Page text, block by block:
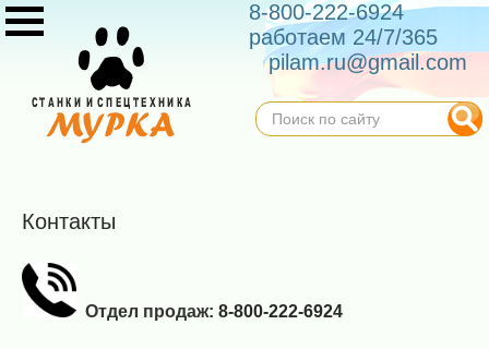
8-800-222-6924
работаем 24/7/365
pilam.ru@gmail.com
Контакты
Отдел продаж: 8-800-222-6924